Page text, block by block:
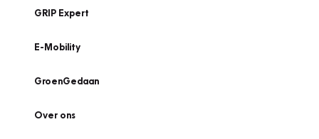
GRIP Expert
E-Mobility
GroenGedaan
Over ons